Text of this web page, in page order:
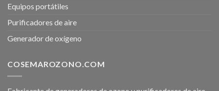
Equipos portátiles
Purificadores de aire
Generador de oxígeno
COSEMAROZONO.COM